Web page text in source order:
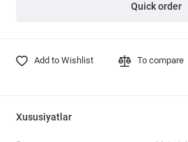
Quick order
Add to Wishlist To compare
Xususiyatlar